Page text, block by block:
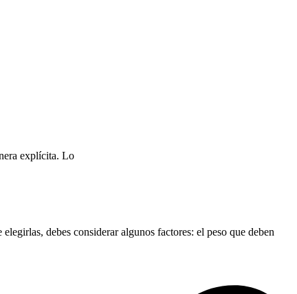
explícita. Lo
debes considerar algunos factores: el peso que deben